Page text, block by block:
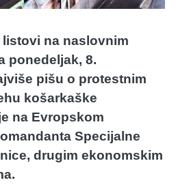
na naslovnim
ponedeljak, 8.
pišu o protestnim
košarkaške
na Evropskom
Specijalne
drugim ekonomskim